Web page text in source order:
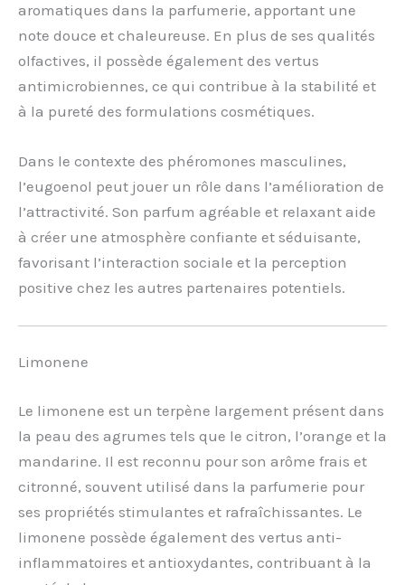
aromatiques dans la parfumerie, apportant une
note douce et chaleureuse. En plus de ses qualités
olfactives, il possède également des vertus
antimicrobiennes, ce qui contribue à la stabilité et
à la pureté des formulations cosmétiques.
Dans le contexte des phéromones masculines,
l’eugoenol peut jouer un rôle dans l’amélioration de
l’attractivité. Son parfum agréable et relaxant aide
à créer une atmosphère confiante et séduisante,
favorisant l’interaction sociale et la perception
positive chez les autres partenaires potentiels.
Limonene
Le limonene est un terpène largement présent dans
la peau des agrumes tels que le citron, l’orange et la
mandarine. Il est reconnu pour son arôme frais et
citronné, souvent utilisé dans la parfumerie pour
ses propriétés stimulantes et rafraîchissantes. Le
limonene possède également des vertus anti-
inflammatoires et antioxydantes, contribuant à la